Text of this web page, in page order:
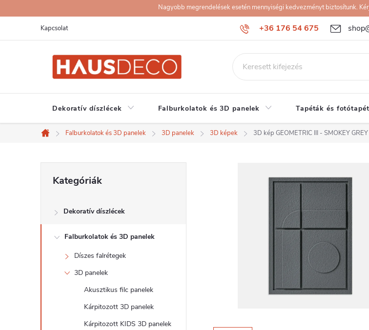
a
Nagyobb megrendelések esetén mennyiségi kedvezményt biztosítunk.
+36 176 54 675
Kapcsolat
Dekoratív díszlécek Falburkolatok és 3D panelek Tapéták és
Kezdőlap
Falburkolatok és 3D panelek 3D panelek 3D képek 3D kép GEOMETRIC III - SMOKEY GREY
O
d
átugrása
Kategóriák
Dekoratív díszlécek
Falburkolatok és 3D panelek
Díszes falrétegek
3D panelek
Akusztikus filc panelek
Kárpitozott 3D panelek
Kárpitozott KIDS 3D panelek